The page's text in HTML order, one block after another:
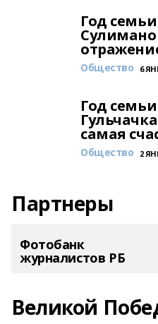
Год
Общество 6
Год
самая
Общество 2
Партнеры
Фотобанк
журналистов РБ
Великой